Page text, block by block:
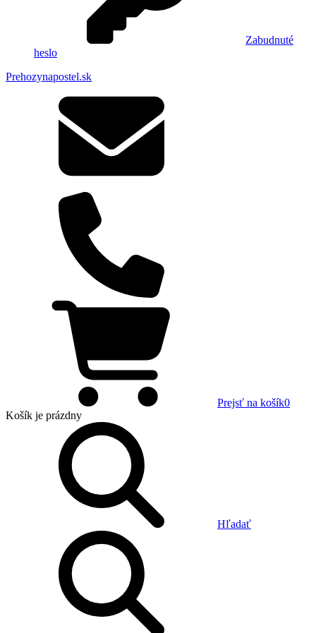
Zabudnuté
heslo
Prehozynapostel.sk
Prejsť na košík0
Košík je prázdny
Hľadať